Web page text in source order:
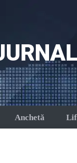
Anchetă